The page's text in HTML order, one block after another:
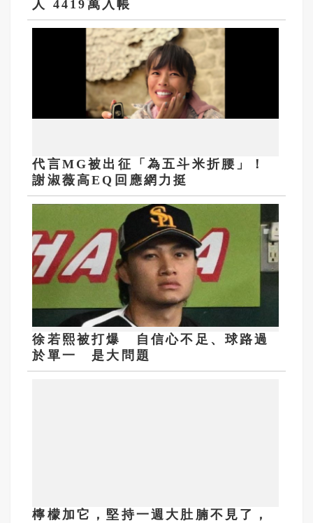
人 4419萬入帳
代言MG被出征「為五斗米折腰」！
謝淑薇高EQ回應網力挺
徐若熙被打爆 自信心不足、球路過
於單一 是大問題
檸檬加它，堅持一週大肚腩不見了，